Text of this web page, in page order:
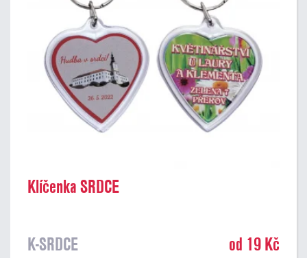
Klíčenka SRDCE
K-SRDCE od 19 Kč